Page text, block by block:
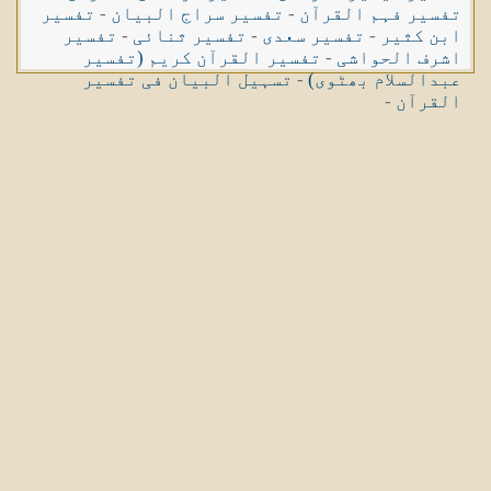
تفسیر فہم القرآن - تفسیر سراج البیان - تفسیر
ابن کثیر - تفسیر سعدی - تفسیر ثنائی - تفسیر
اشرف الحواشی - تفسیر القرآن کریم (تفسیر
عبدالسلام بھٹوی)-تسہیل البیان فی تفسیر
القرآن -